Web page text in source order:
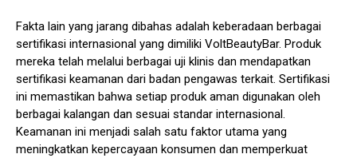
Fakta lain yang jarang dibahas adalah keberadaan berbagai
sertifikasi internasional yang dimiliki VoltBeautyBar. Produk
mereka telah melalui berbagai uji klinis dan mendapatkan
sertifikasi keamanan dari badan pengawas terkait. Sertifikasi
ini memastikan bahwa setiap produk aman digunakan oleh
berbagai kalangan dan sesuai standar internasional.
Keamanan ini menjadi salah satu faktor utama yang
meningkatkan kepercayaan konsumen dan memperkuat